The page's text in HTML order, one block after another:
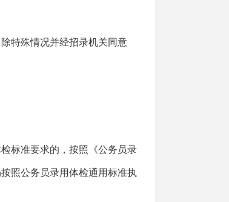
特殊情况并经招录机关同意
标准要求的，按照《公务员录
照公务员录用体检通用标准执